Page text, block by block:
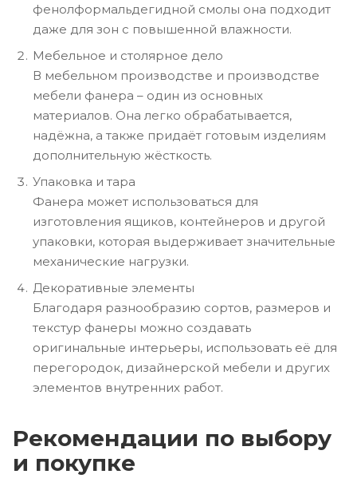
фенолформальдегидной смолы она подходит
даже для зон с повышенной влажности.
Мебельное и столярное дело
В мебельном производстве и производстве
мебели фанера – один из основных
материалов. Она легко обрабатывается,
надёжна, а также придаёт готовым изделиям
дополнительную жёсткость.
Упаковка и тара
Фанера может использоваться для
изготовления ящиков, контейнеров и другой
упаковки, которая выдерживает значительные
механические нагрузки.
Декоративные элементы
Благодаря разнообразию сортов, размеров и
текстур фанеры можно создавать
оригинальные интерьеры, использовать её для
перегородок, дизайнерской мебели и других
элементов внутренних работ.
Рекомендации по выбору
и покупке